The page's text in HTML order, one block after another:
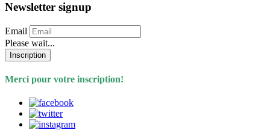
Newsletter signup
Email
Please wait...
Inscription
Merci pour votre inscription!